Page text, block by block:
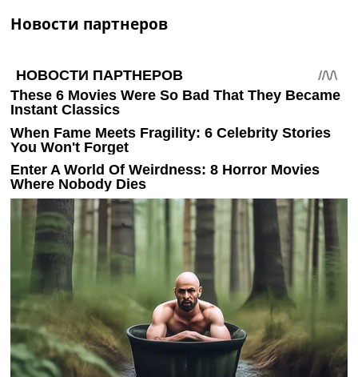
Чемпионат Мира
Украина. Первая Лига
Лига Чемпионов
Англия. Премьер Лига
Испания. Ла Лига
Другие Турниры >>>
Таблицы
Таблицы групп Чемпионата Мира
Украина. Премьер-Лига
Украина. Первая Лига
Лига Чемпионов. Таблицы групп
Англия. Премьер-Лига
Испания. Ла Лига
Все таблицы >>>
Рейтинги
Рейтинг стран УЕФА
Рейтинг клубов УЕФА
Рейтинг ФИФА
ТВ программа
Новости партнеров